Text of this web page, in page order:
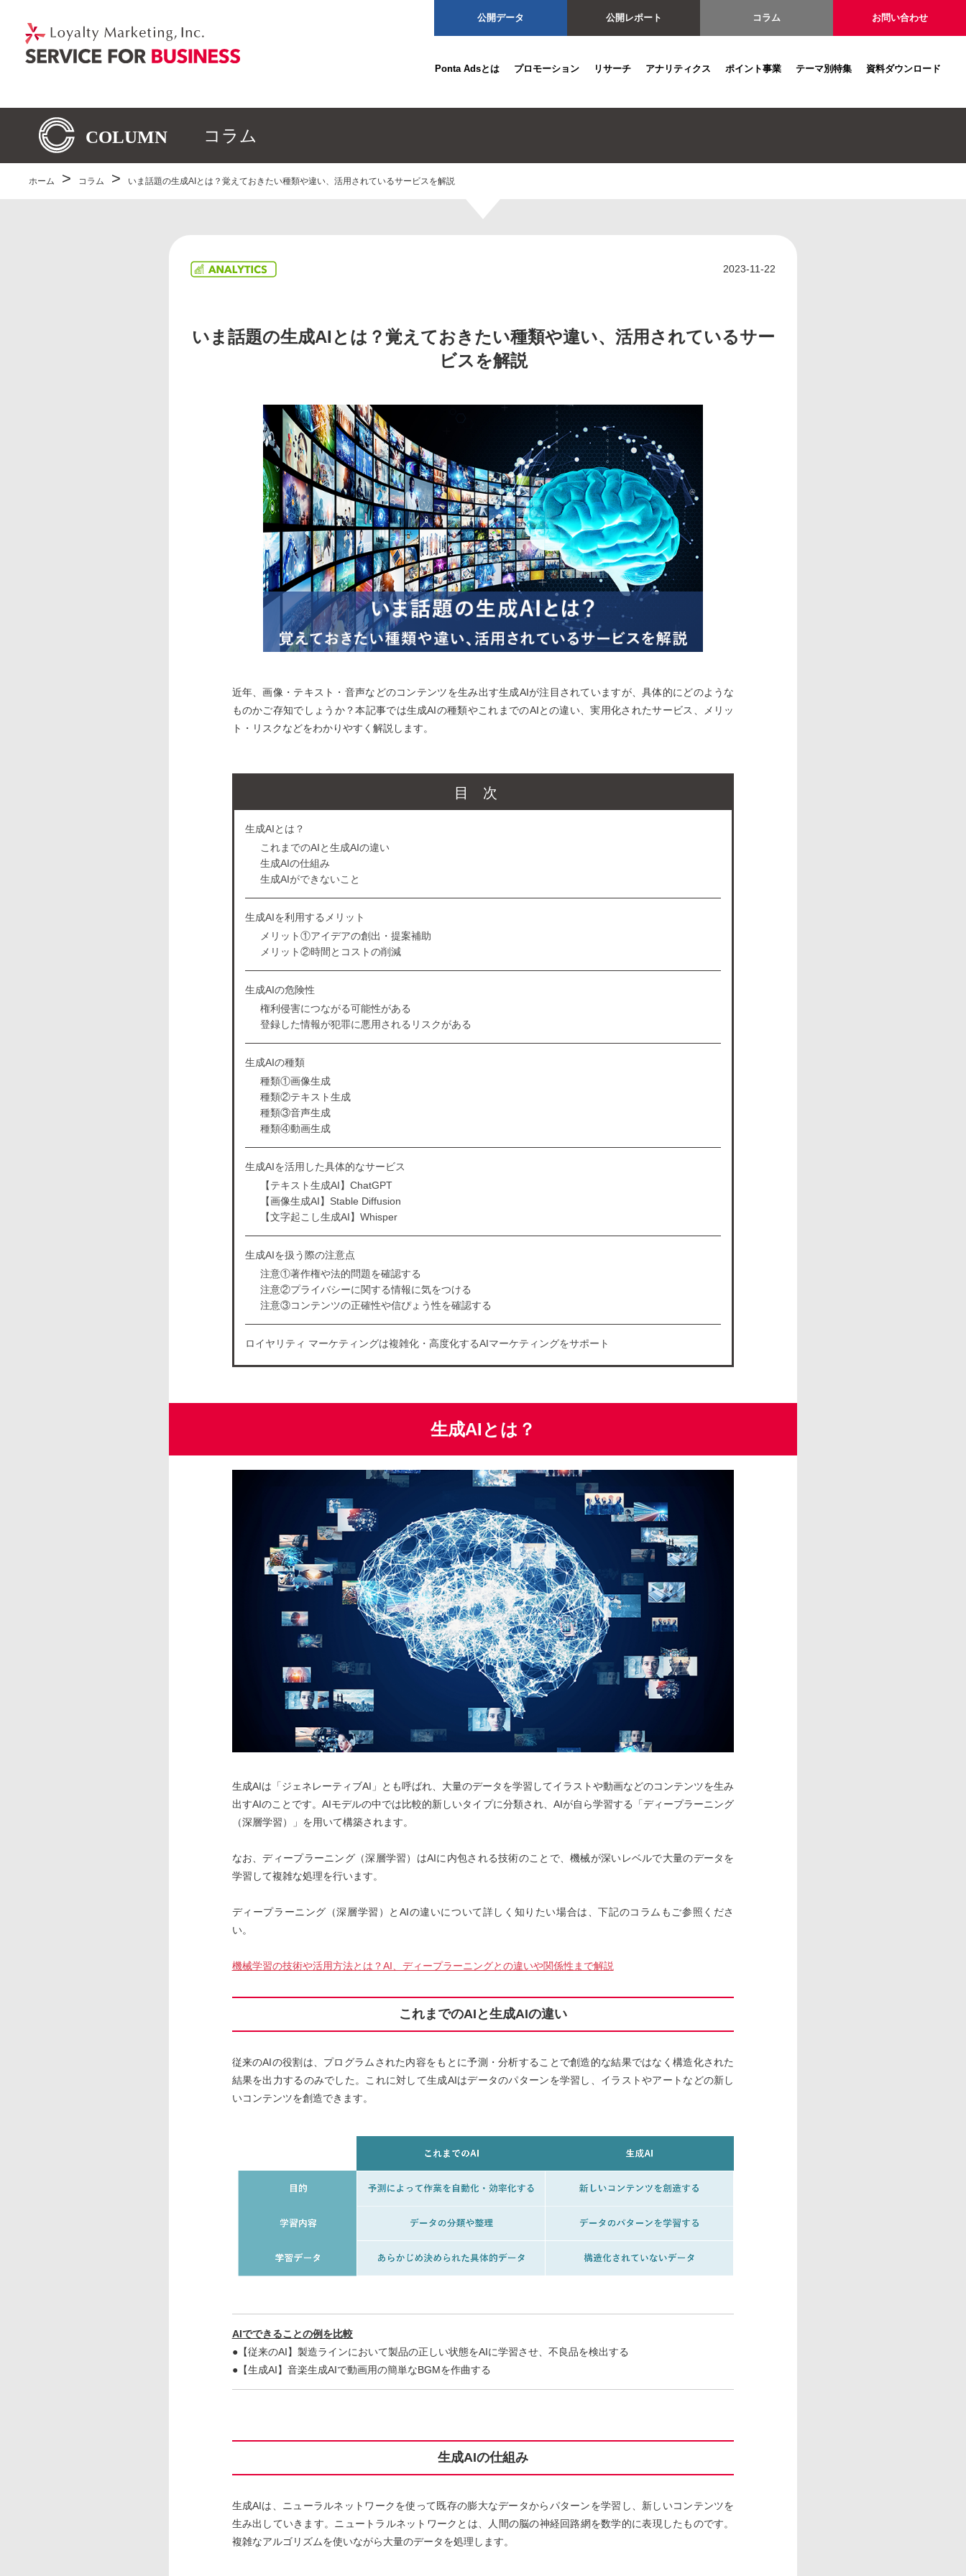
公開データ 公開レポート コラム お問い合わせ
Ponta Adsとは プロモーション リサーチ アナリティクス ポイント事業 テーマ別特集 資料ダウンロード
コラム
ホーム コラム いま話題の生成AIとは？覚えておきたい種類や違い、活用されているサービスを解説
2023-11-22
いま話題の生成AIとは？覚えておきたい種類や違い、活用されているサー
ビスを解説
近年、画像・テキスト・音声などのコンテンツを生み出す生成AIが注目されていますが、具体的にどのような
ものかご存知でしょうか？本記事では生成AIの種類やこれまでのAIとの違い、実用化されたサービス、メリッ
ト・リスクなどをわかりやすく解説します。
目次
生成AIとは？
これまでのAIと生成AIの違い
生成AIの仕組み
生成AIができないこと
生成AIを利用するメリット
メリット①アイデアの創出・提案補助
メリット②時間とコストの削減
生成AIの危険性
権利侵害につながる可能性がある
登録した情報が犯罪に悪用されるリスクがある
生成AIの種類
種類①画像生成
種類②テキスト生成
種類③音声生成
種類④動画生成
生成AIを活用した具体的なサービス
【テキスト生成AI】ChatGPT
【画像生成AI】Stable Diffusion
【文字起こし生成AI】Whisper
生成AIを扱う際の注意点
注意①著作権や法的問題を確認する
注意②プライバシーに関する情報に気をつける
注意③コンテンツの正確性や信ぴょう性を確認する
ロイヤリティ マーケティングは複雑化・高度化するAIマーケティングをサポート
生成AIとは？
生成AIは「ジェネレーティブAI」とも呼ばれ、大量のデータを学習してイラストや動画などのコンテンツを生み
出すAIのことです。AIモデルの中では比較的新しいタイプに分類され、AIが自ら学習する「ディープラーニング
（深層学習）」を用いて構築されます。
なお、ディープラーニング（深層学習）はAIに内包される技術のことで、機械が深いレベルで大量のデータを
学習して複雑な処理を行います。
ディープラーニング（深層学習）とAIの違いについて詳しく知りたい場合は、下記のコラムもご参照くださ
い。
機械学習の技術や活用方法とは？AI、ディープラーニングとの違いや関係性まで解説
これまでのAIと生成AIの違い
従来のAIの役割は、プログラムされた内容をもとに予測・分析することで創造的な結果ではなく構造化された
結果を出力するのみでした。これに対して生成AIはデータのパターンを学習し、イラストやアートなどの新し
いコンテンツを創造できます。
AIでできることの例を比較
●【従来のAI】製造ラインにおいて製品の正しい状態をAIに学習させ、不良品を検出する
●【生成AI】音楽生成AIで動画用の簡単なBGMを作曲する
生成AIの仕組み
生成AIは、ニューラルネットワークを使って既存の膨大なデータからパターンを学習し、新しいコンテンツを
生み出していきます。ニュートラルネットワークとは、人間の脳の神経回路網を数学的に表現したものです。
複雑なアルゴリズムを使いながら大量のデータを処理します。